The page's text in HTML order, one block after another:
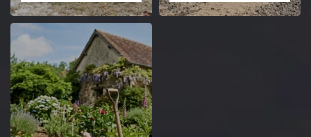
Dessouchage arbre
et haie 18